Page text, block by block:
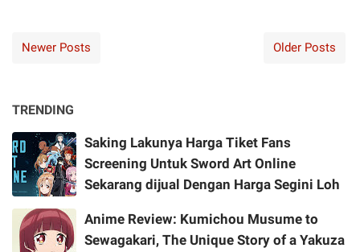
Newer Posts Older Posts
TRENDING
Saking Lakunya Harga Tiket Fans
Screening Untuk Sword Art Online
Sekarang dijual Dengan Harga Segini Loh
Anime Review: Kumichou Musume to
Sewagakari, The Unique Story of a Yakuza